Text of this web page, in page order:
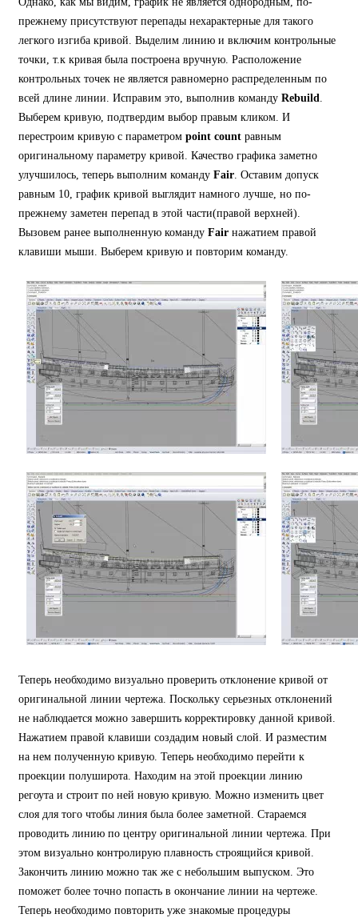
прежнему присутствуют перепады нехарактерные для такого
легкого изгиба кривой. Выделим линию и включим контрольные
точки, т.к кривая была построена вручную. Расположение
контрольных точек не является равномерно распределенным по
всей длине линии. Исправим это, выполнив команду Rebuild
Выберем кривую, подтвердим выбор правым кликом. И
перестроим кривую с параметром point count равным
оригинальному параметру кривой. Качество графика заметно
улучшилось, теперь выполним команду Fair . Оставим допуск
равным 10, график кривой выглядит намного лучше, но по-
прежнему заметен перепад в этой части(правой верхней).
Вызовем ранее выполненную команду Fair нажатием правой
клавиши мыши. Выберем кривую и повторим команду.
Теперь необходимо визуально проверить отклонение кривой от
оригинальной линии чертежа. Поскольку серьезных отклонений
не наблюдается можно завершить корректировку данной кривой.
Нажатием правой клавиши создадим новый слой. И разместим
на нем полученную кривую. Теперь необходимо перейти к
проекции полуширота. Находим на этой проекции линию
регоута и строит по ней новую кривую. Можно изменить цвет
слоя для того чтобы линия была более заметной. Стараемся
проводить линию по центру оригинальной линии чертежа. При
этом визуально контролирую плавность строящийся кривой.
Закончить линию можно так же с небольшим выпуском. Это
поможет более точно попасть в окончание линии на чертеже.
Теперь необходимо повторить уже знакомые процедуры